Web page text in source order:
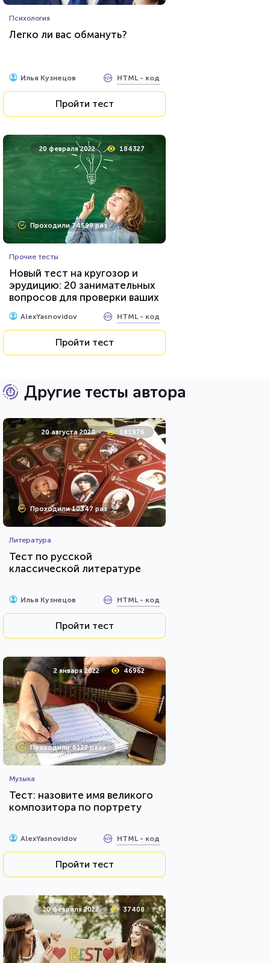
Психология
Легко ли вас обмануть?
Илья Кузнецов HTML - код
Пройти тест
20 февраля 2022 184327
Проходили 74599 раз
Прочие тесты
Новый тест на кругозор и
эрудицию: 20 занимательных
вопросов для проверки ваших
знаний...
AlexYasnovidov HTML - код
Пройти тест
Другие тесты автора
20 августа 2020 181976
Проходили 10347 раз
Литература
Тест по русской
классической литературе
Илья Кузнецов HTML - код
Пройти тест
2 января 2022 46962
Проходили 4122 раза
Музыка
Тест: назовите имя великого
композитора по портрету
AlexYasnovidov HTML - код
Пройти тест
20 февраля 2022 37408